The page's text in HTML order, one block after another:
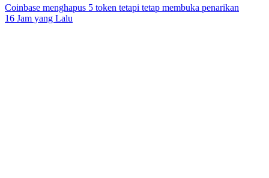
Coinbase menghapus 5 token tetapi tetap membuka penarikan
16 Jam yang Lalu